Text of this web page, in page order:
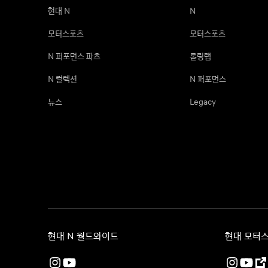
현대 N
모터스포츠
N 퍼포먼스 파츠
N 컬렉션
뉴스
N
모터스포츠
롤링랩
N 퍼포먼스
Legacy
현대 N 월드와이드 현대 모터